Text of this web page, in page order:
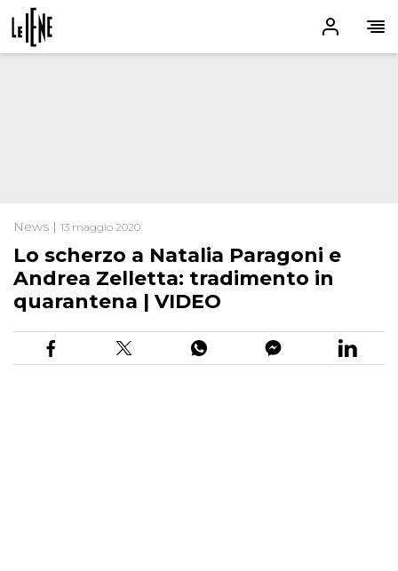
News | 13 maggio 2020
Lo scherzo a Natalia Paragoni e
Andrea Zelletta: tradimento in
quarantena | VIDEO